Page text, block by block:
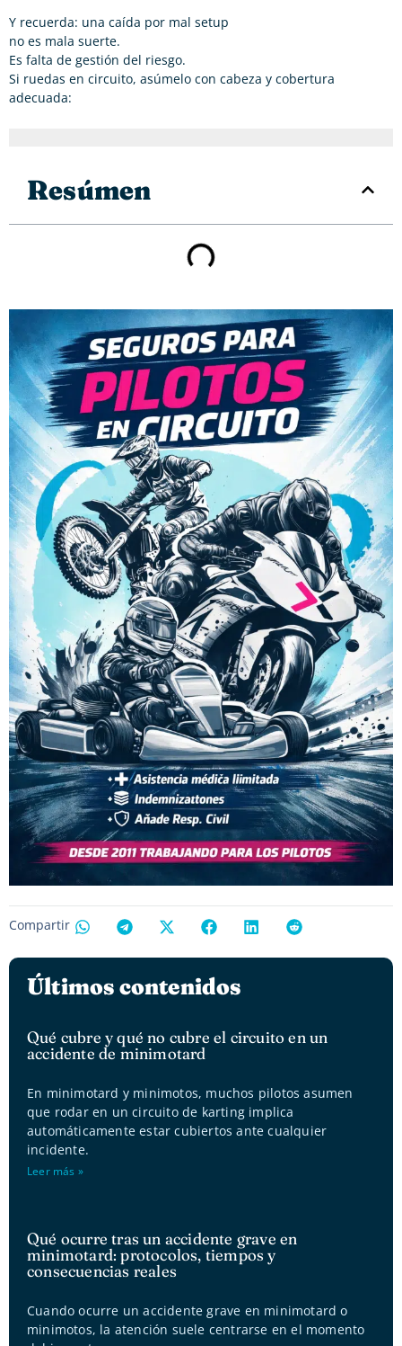
Y recuerda: una caída por mal setup
no es mala suerte.
Es falta de gestión del riesgo.
Si ruedas en circuito, asúmelo con cabeza y cobertura
adecuada:
Resúmen
Compartir
Últimos contenidos
Qué cubre y qué no cubre el circuito en un
accidente de minimotard
En minimotard y minimotos, muchos pilotos asumen
que rodar en un circuito de karting implica
automáticamente estar cubiertos ante cualquier
incidente.
Leer más »
Qué ocurre tras un accidente grave en
minimotard: protocolos, tiempos y
consecuencias reales
Cuando ocurre un accidente grave en minimotard o
minimotos, la atención suele centrarse en el momento